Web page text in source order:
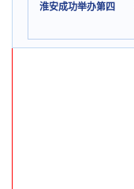
淮安成功举办第四